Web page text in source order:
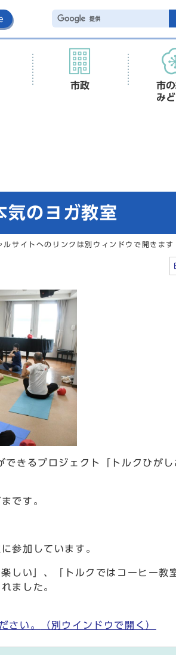
市政
市
み
のヨガ教室
ルサイトへのリンクは別ウィンドウで開きます
きるプロジェクト「トルクひが
です。
参加しています。
しい」、「トルクではコーヒー教
ました。
さい。 （別ウインドウで開く）